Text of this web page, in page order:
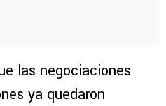
las negociaciones
ya quedaron